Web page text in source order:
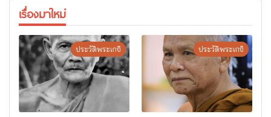
เรื่องมาใหม่
ประวัติพระเกจิ ประวัติพระเกจิ